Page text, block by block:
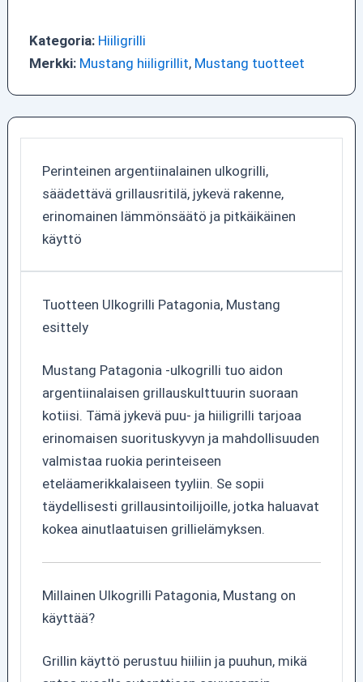
Kategoria: Hiiligrilli
Merkki: Mustang hiiligrillit, Mustang tuotteet
Perinteinen argentiinalainen ulkogrilli,
säädettävä grillausritilä, jykevä rakenne,
erinomainen lämmönsäätö ja pitkäikäinen
käyttö
Tuotteen Ulkogrilli Patagonia, Mustang
esittely
Mustang Patagonia -ulkogrilli tuo aidon
argentiinalaisen grillauskulttuurin suoraan
kotiisi. Tämä jykevä puu- ja hiiligrilli tarjoaa
erinomaisen suorituskyvyn ja mahdollisuuden
valmistaa ruokia perinteiseen
eteläamerikkalaiseen tyyliin. Se sopii
täydellisesti grillausintoilijoille, jotka haluavat
kokea ainutlaatuisen grillielämyksen.
Millainen Ulkogrilli Patagonia, Mustang on
käyttää?
Grillin käyttö perustuu hiiliin ja puuhun, mikä